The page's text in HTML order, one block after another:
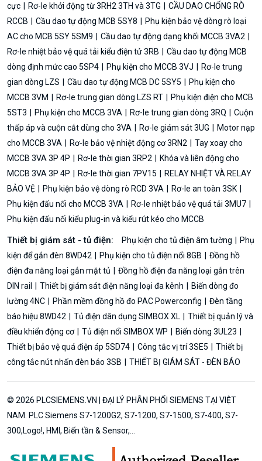
cực
Rơ-le khởi động từ 3RH2 3TH và 3TG
CẦU DAO CHỐNG RÒ
RCCB
Cầu dao tự động MCB 5SY8
Phụ kiện bảo vệ dòng rò loại
AC cho MCB 5SY 5SM9
Cầu dao tự động dạng khối MCCB 3VA2
Rơ-le nhiệt bảo vệ quá tải kiểu điện tử 3RB
Cầu dao tự động MCB
dòng định mức cao 5SP4
Phụ kiện cho MCCB 3VJ
Rơ-le trung
gian dòng LZS
Cầu dao tự động MCB DC 5SY5
Phụ kiện cho
MCCB 3VM
Rơ-le trung gian dòng LZS RT
Phụ kiện điện cho MCB
5ST3
Phụ kiện cho MCCB 3VA Rơ-le trung gian dòng 3RQ
Cuộn
thấp áp và cuộn cắt dùng cho 3VA
Rơ-le giám sát 3UG
Motor nạp
cho MCCB 3VA
Rơ-le bảo vệ nhiệt động cơ 3RN2
Tay xoay cho
MCCB 3VA 3P 4P
Rơ-le thời gian 3RP2
Khóa và liên động cho
MCCB 3VA 3P 4P
Rơ-le thời gian 7PV15
RELAY NHIỆT VÀ RELAY
BẢO VỆ
Phụ kiện bảo vệ dòng rò RCD 3VA
Rơ-le an toàn 3SK
Phụ kiện đấu nối cho MCCB 3VA
Rơ-le nhiệt bảo vệ quá tải 3MU7
Phụ kiện đấu nối kiểu plug-in và kiểu rút kéo cho MCCB
Thiết bị giám sát - tủ điện: Phụ kiện cho tủ điện âm tường
Phụ
kiện để gắn đèn 8WD42
Phụ kiện cho tủ điện nổi 8GB
Đồng hồ
điện đa năng loại gắn mặt tủ
Đồng hồ điện đa năng loại gắn trên
DIN rail
Thiết bị giám sát điện năng loại đa kênh
Biến dòng đo
lường 4NC
Phần mềm đồng hồ đo PAC Powerconfig
Đèn tầng
báo hiệu 8WD42
Tủ điện dân dụng SIMBOX XL
Thiết bị quản lý và
điều khiển động cơ
Tủ điện nổi SIMBOX WP
Biến dòng 3UL23
Thiết bị bảo vệ quá điện áp 5SD74
Công tắc vị trí 3SE5
Thiết bị
công tắc nút nhấn đèn báo 3SB
THIẾT BỊ GIÁM SÁT - ĐÈN BÁO
© 2026 PLCSIEMENS.VN | ĐẠI LÝ PHÂN PHỐI SIEMENS TẠI VIỆT
NAM. PLC Siemens S7-1200G2, S7-1200, S7-1500, S7-400, S7-
300,Logo!, HMI, Biến tần & Sensor,...